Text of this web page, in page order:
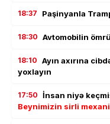
18:37 Paşinyanla
18:30 Avtomobilin
18:10 Ayın axırına
yoxlayın
17:50 İnsan niyə
Beynimizin sirli